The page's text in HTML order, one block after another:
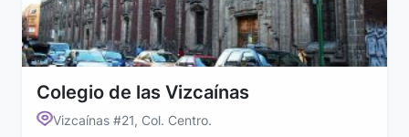
Colegio de las Vizcaínas
Vizcaínas #21, Col. Centro.